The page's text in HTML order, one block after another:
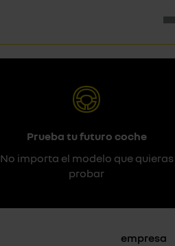
Prueba tu futuro coche
No importa el modelo que quieras
probar
empresa